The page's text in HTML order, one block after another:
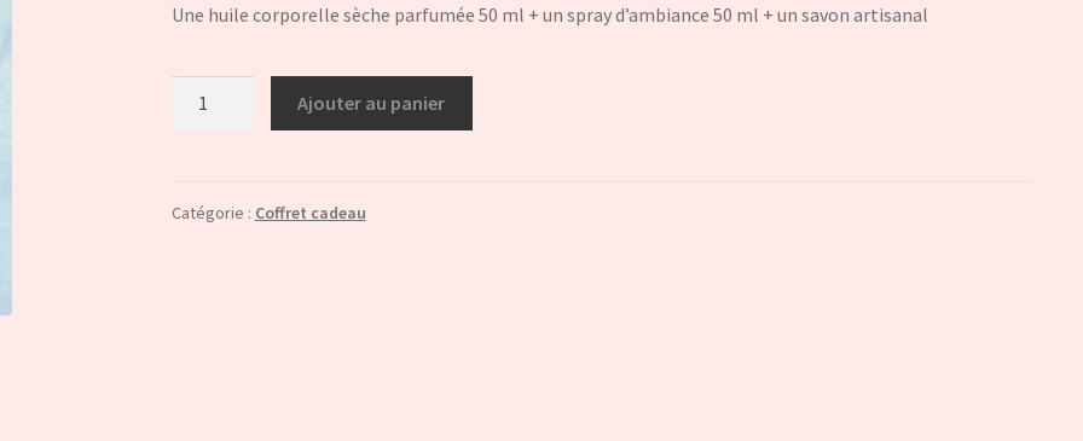
Une huile corporelle sèche parfumée 50 ml + un spray d’ambiance 50 ml + un savon artisanal
/
Ajouter au panier
Catégorie : Coffret cadeau